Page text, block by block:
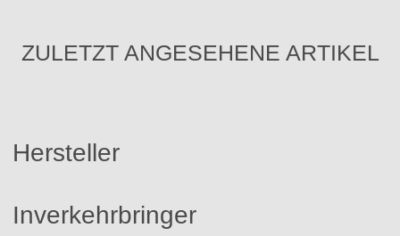
ZULETZT ANGESEHENE ARTIKEL
Hersteller
Inverkehrbringer